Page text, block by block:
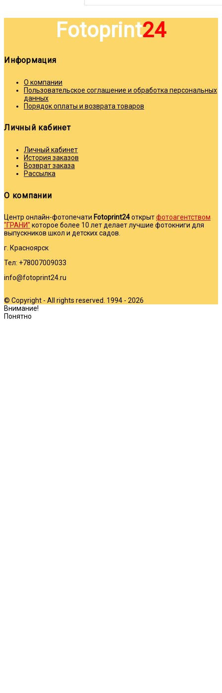
Fotoprint24
Информация
О компании
Пользовательское соглашение и обработка персональных
данных
Порядок оплаты и возврата товаров
Личный кабинет
Личный кабинет
История заказов
Возврат заказа
Рассылка
О компании
Центр онлайн-фотопечати Fotoprint24открытфотоагентством
"ГРАНИ" которое более 10 лет делает лучшие фотокниги для
выпускников школ и детских садов.
г. Красноярск
Тел: +78007009033
info@fotoprint24.ru
© Copyright - All rights reserved. 1994 - 2026
Внимание!
Понятно